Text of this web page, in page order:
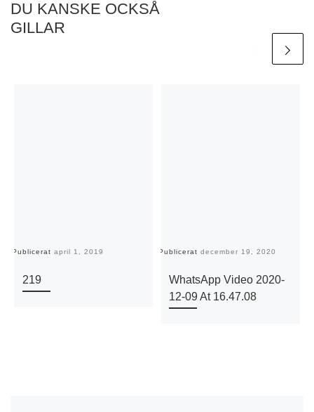
DU KANSKE OCKSÅ
GILLAR
Publicerat april 1, 2019
219
Publicerat december 19, 2020
WhatsApp Video 2020-
12-09 At 16.47.08